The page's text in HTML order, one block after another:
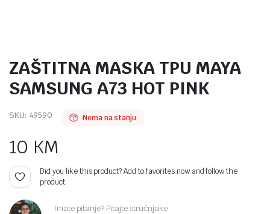
ZAŠTITNA MASKA TPU MAYA
SAMSUNG A73 HOT PINK
SKU: 49590 Nema na stanju
10 KM
Did you like this product? Add to favorites now and follow the
product.
Imate pitanje? Pitajte stručnjake